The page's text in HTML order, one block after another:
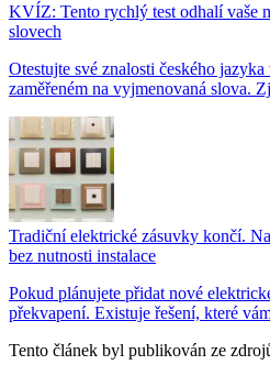
KVÍZ: Tento rychlý test odhalí vaše
slovech
Otestujte své znalosti českého
zaměřeném na vyjmenovaná slova.
Tradiční elektrické zásuvky končí.
bez nutnosti instalace
Pokud plánujete přidat nové
překvapení. Existuje řešení, které
Tento článek byl publikován ze